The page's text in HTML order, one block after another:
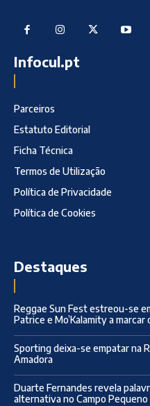
Infocul.pt
Parceiros
Estatuto Editorial
Ficha Técnica
Termos de Utilização
Política de Privacidade
Política de Cookies
Destaques
Reggae Sun Fest estreou-se
Patrice e Mo’Kalamity a marcar
Sporting deixa-se empatar na
Amadora
Duarte Fernandes revela
alternativa no Campo Pequeno